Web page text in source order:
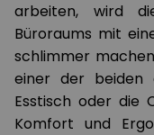
arbeiten, wird
Büroraums mit
schlimmer
einer der beiden
Esstisch oder die
Komfort und